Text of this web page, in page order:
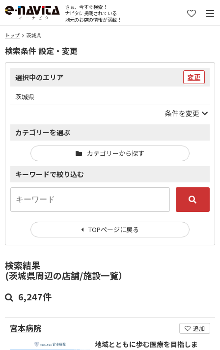
さぁ、今すぐ検索！
ナビタに掲載されている
地元のお店の情報が満載！
トップ 茨城県
検索結果
(茨城県周辺の店舗/施設一覧）
6,247件
宮本病院 追加
地域とともに歩む医療を目指しま
検索条件 設定・変更
選択中のエリア 変更
茨城県
条件を変更
カテゴリーを選ぶ
カテゴリーから探す
キーワードで絞り込む
TOPページに戻る